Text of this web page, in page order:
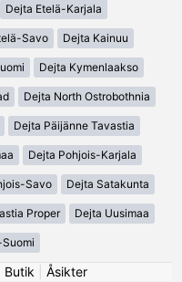
Dejta Etelä-Karjala
Savo Dejta Kainuu
Dejta Kymenlaakso
Dejta North Ostrobothnia
Dejta Päijänne Tavastia
Dejta Pohjois-Karjala
Savo Dejta Satakunta
Proper Dejta Uusimaa
Butik
Åsikter